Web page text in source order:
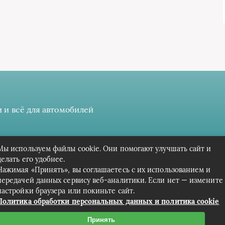
всё для автомобилей
разрешение на сбор, анализ и хранение своих
Вся информация предоставлена в ознакомительных целях.
Связаться с редакцией сайта: cpark-avto.ru@mailwebsite.ru
используем файлы cookie. Они помогают улучшать сайт и
его удобнее.
«Принять», вы соглашаетесь с их использованием и
данных сервису веб-аналитики. Если нет — измените
браузера или покиньте сайт.
обработки персональных данных и политика cookie
Принять